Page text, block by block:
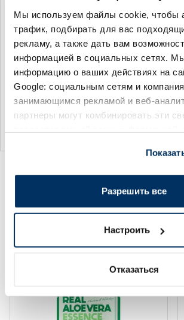
Мы используем файлы cookie, чтобы
трафик, подбирать для вас
рекламу, а также дать вам
информацией в социальных сетях.
информацию о ваших действиях на
Google: социальным сетям и
занимающимся рекламой и веб-
партнеры могут комбинировать эти
Разрешить все
Настроить
Отказаться
GEHWOL P-Gel
Vorfusspolster G подушечка
под стопу, 2 шт.
23.95 €
В корзину
под
24.69 €
Ваши любимые товары